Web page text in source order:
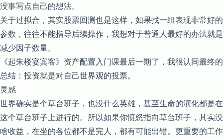
没事写点自己的想法。
关于过拟合 ，其实股票回测也是这样，如果找一组表现非常好的
参数，往往不能指导后续操作，我想对于普通人最好的办法就是
减少因子数量。
《起朱楼宴宾客》资产配置入门课最后一期了，我很认同最终的
总结：投资就是对自己世界观的投票。
灵感
世界确实是个草台班子，也没什么英雄，甚至生命的演化都是在
这个草台班子上进行的。所以如果你愤怒指向草台班子，其实没
啥收益，在坐的各位都不是完人，都有可能出错。更重要的工作